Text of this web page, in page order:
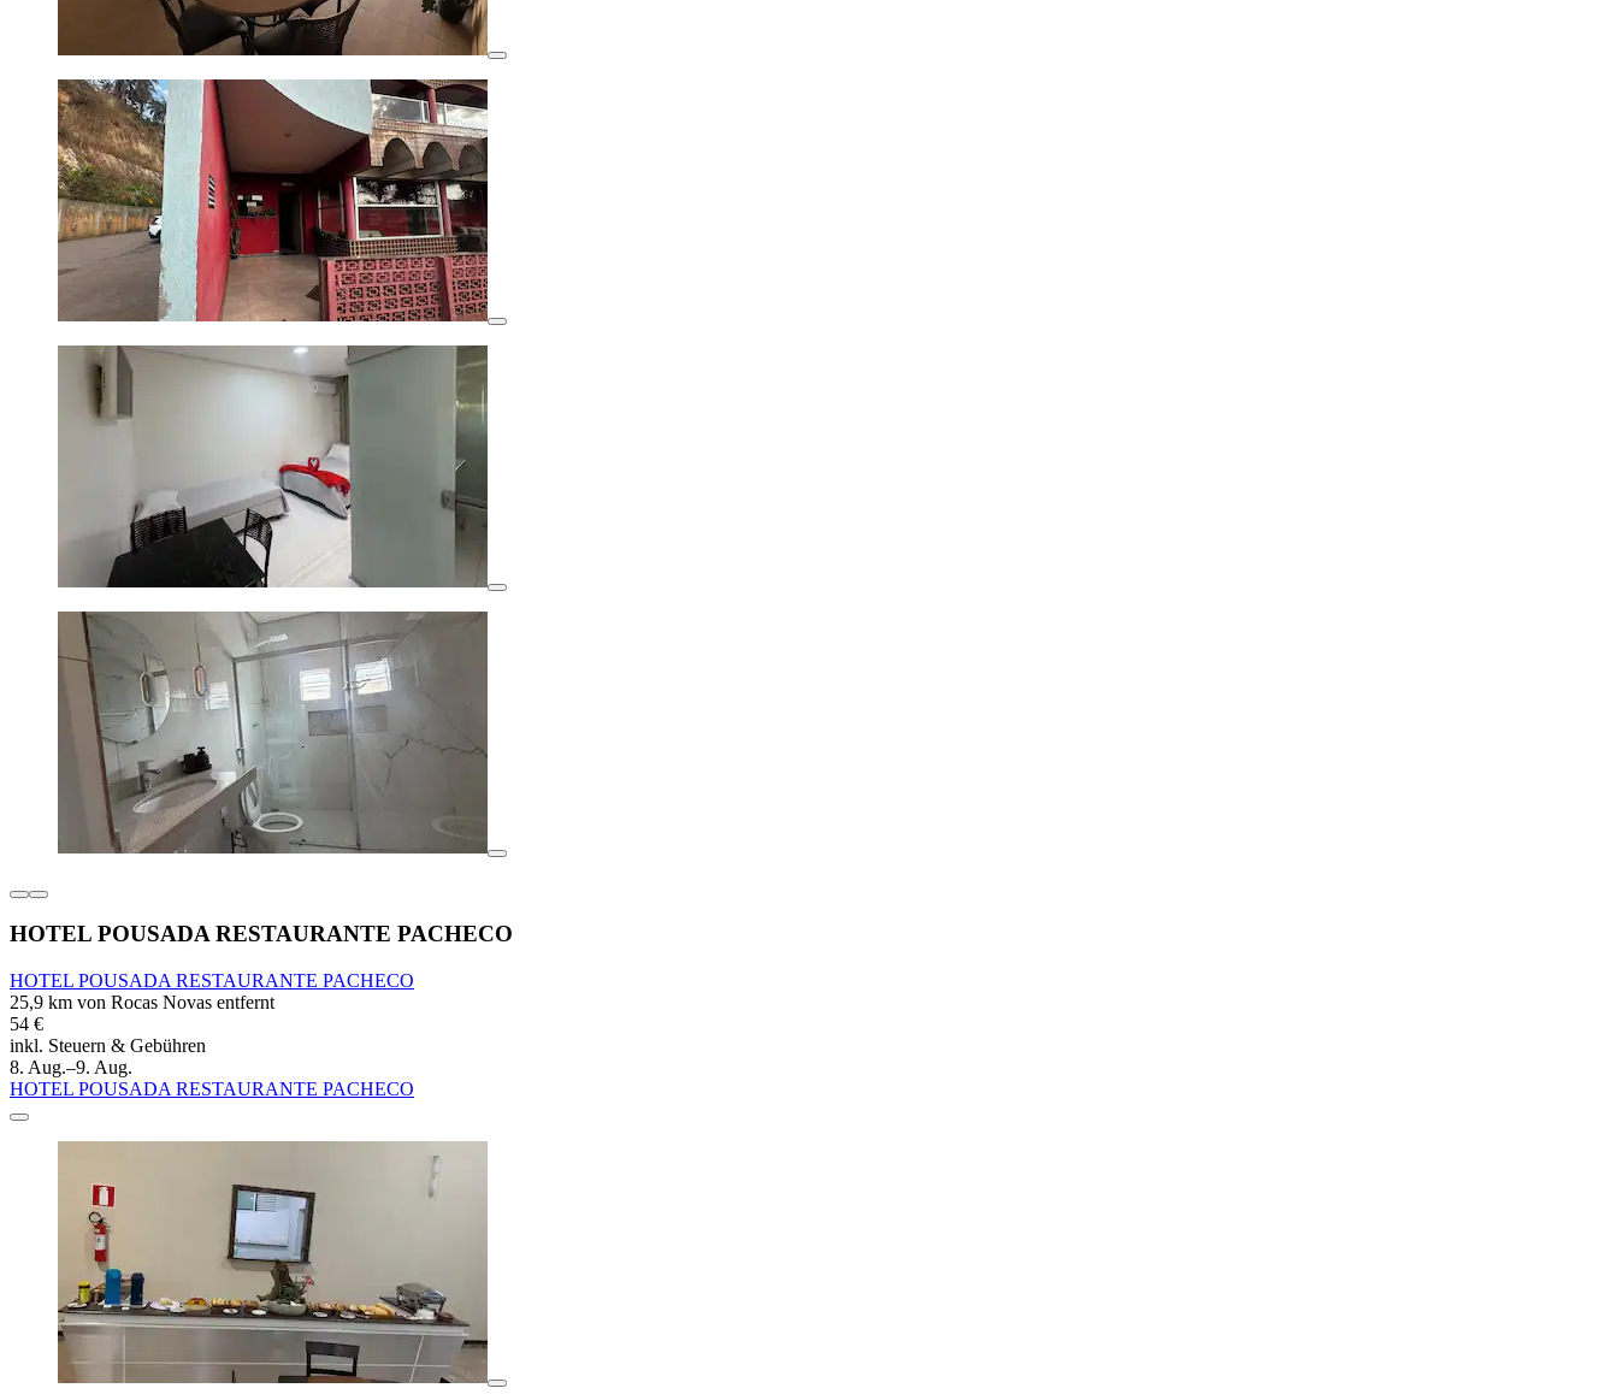
HOTEL POUSADA RESTAURANTE PACHECO
HOTEL POUSADA RESTAURANTE PACHECO
25,9 km von Rocas Novas entfernt
54 €
inkl. Steuern & Gebühren
8. Aug.–9. Aug.
HOTEL POUSADA RESTAURANTE PACHECO